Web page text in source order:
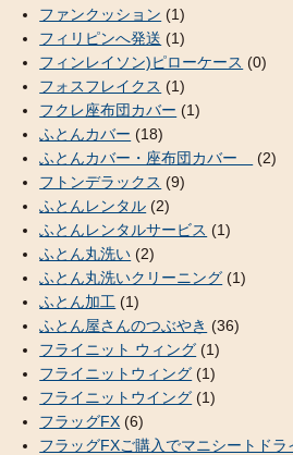
ファンクッション (1)
フィリピンへ発送 (1)
フィンレイソン)ピローケース (0)
フォスフレイクス (1)
フクレ座布団カバー (1)
ふとんカバー (18)
ふとんカバー・座布団カバー
(2)
フトンデラックス (9)
ふとんレンタル (2)
ふとんレンタルサービス (1)
ふとん丸洗い (2)
ふとん丸洗いクリーニング (1)
ふとん加工 (1)
ふとん屋さんのつぶやき (36)
フライニット ウィング (1)
フライニットウィング (1)
フライニットウイング (1)
フラッグFX (6)
フラッグFXご購入でマニシートドラ